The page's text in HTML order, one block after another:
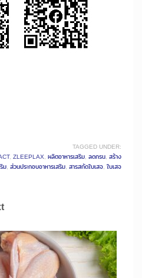
TAGGED UNDER:
, ZLEEPLAX, ผลิตอาหารเสริม, ลดกรน, สร้าง
ม, ส่วนประกอบอาหารเสริม, สารสกัดใบเสจ, ใบเสจ